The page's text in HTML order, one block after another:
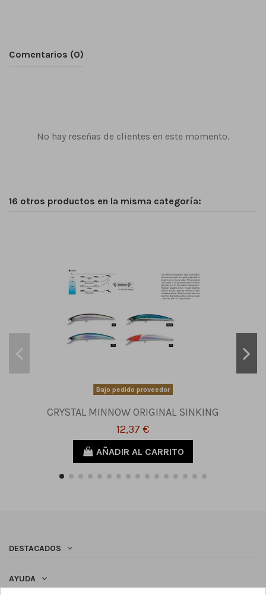
Comentarios (0)
No hay reseñas de clientes en este momento.
16 otros productos en la misma categoría:
Bajo pedido proveedor
CRYSTAL MINNOW ORIGINAL SINKING
12,37 €
AÑADIR AL CARRITO
DESTACADOS
AYUDA